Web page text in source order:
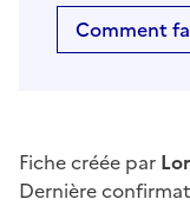
Comment
Fiche créée par
Dernière